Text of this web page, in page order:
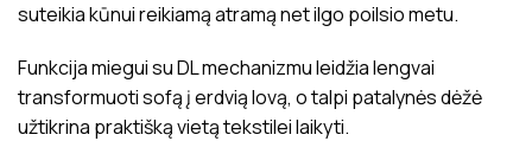
suteikia kūnui reikiamą atramą net ilgo poilsio metu.
Funkcija miegui su DL mechanizmu leidžia lengvai
transformuoti sofą į erdvią lovą, o talpi patalynės dėžė
užtikrina praktišką vietą tekstilei laikyti.